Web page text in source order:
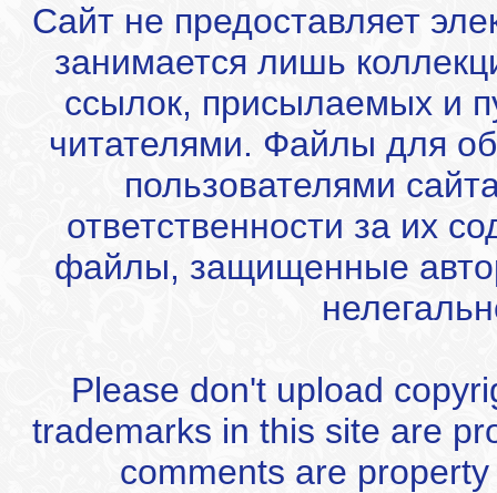
Сайт не предоставляет
занимается лишь
ссылок, присылаемых и
читателями. Файлы для
пользователями
ответственности за их
файлы, защищенные
Please don't upload
trademarks in this site are
comments are